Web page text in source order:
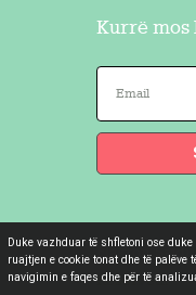
Kurrë mos
Flakron Saidi
Reserved.
Duke vazhduar të shfletoni ose
ruajtjen e cookie tonat dhe të
navigimin e faqes dhe për të